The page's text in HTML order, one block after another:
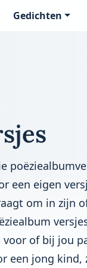
Gedichten
een eigen
om in zijn
of bij jou
een jong kind,